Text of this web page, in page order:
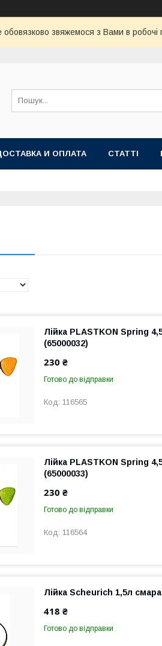
звяжемося з Вами в робочі
И ОПЛАТА СТАТТІ
Лійка PLASTKON Spring
(65000032)
230 ₴
Готово до відправки
116565
Лійка PLASTKON Spring
(65000033)
230 ₴
Готово до відправки
116564
Лійка Scheurich 1,5л
418 ₴
Готово до відправки